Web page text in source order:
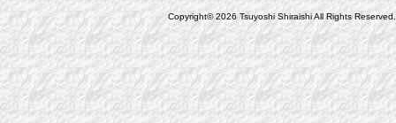
Copyright© 2026 Tsuyoshi Shiraishi All Rights Reserved.